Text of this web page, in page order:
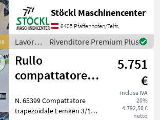
Häufler mit einem
Zusatzgerät Noctu sind für
Formen von Dämmen auf
Kartoffel- und Gemüse
Stöckl Maschinencenter
6405 Pfaffenhofen/Telfs
Lavorazione
terreno
/
Sonstige
Rivenditore Premium Plus
Rullo
compattatore
Lemken 300/150
5.751
€
inclusa IVA
20%
4.792,50 €
netto
N. 65399 Compattatore
trapezoidale Lemken 3/150